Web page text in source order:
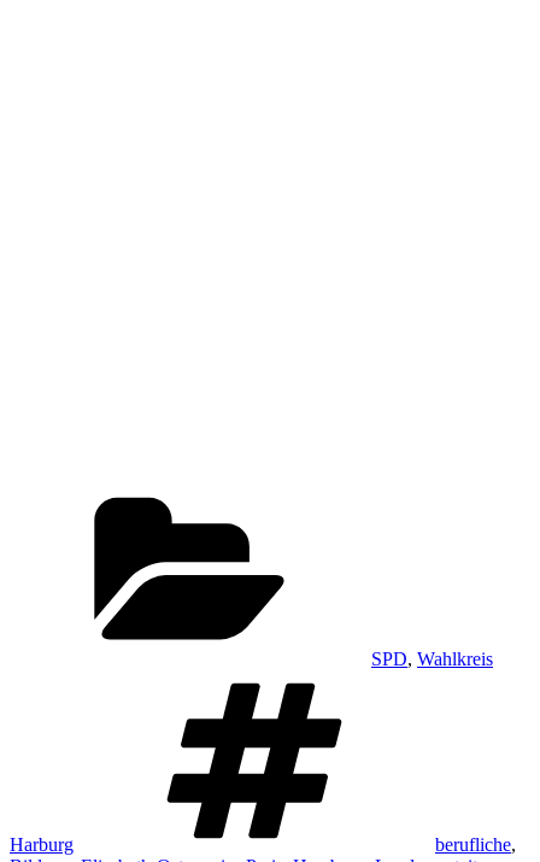
SPD, Wahlkreis
Harburg berufliche,